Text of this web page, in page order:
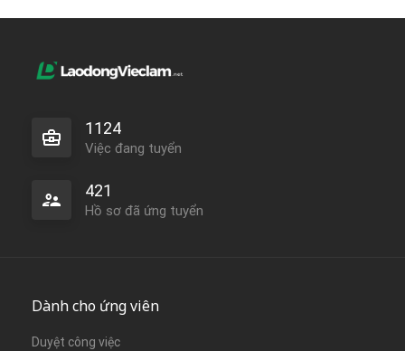
1124
Việc đang tuyển
421
Hồ sơ đã ứng tuyển
Dành cho ứng viên
Duyệt công việc